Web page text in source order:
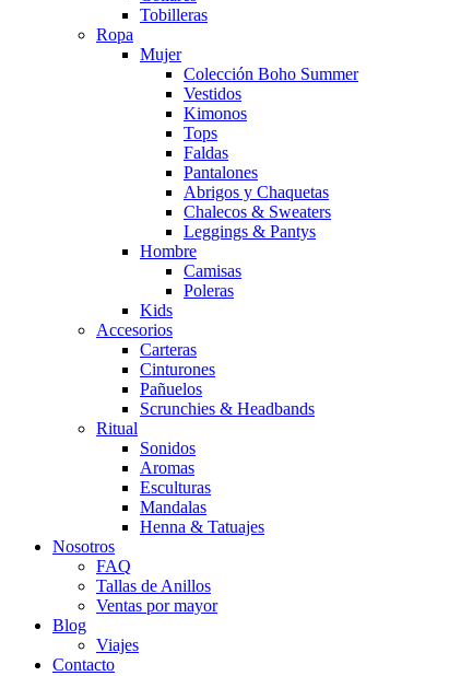
Tobilleras
Ropa
Mujer
Colección Boho Summer
Vestidos
Kimonos
Tops
Faldas
Pantalones
Abrigos y Chaquetas
Chalecos & Sweaters
Leggings & Pantys
Hombre
Camisas
Poleras
Kids
Accesorios
Carteras
Cinturones
Pañuelos
Scrunchies & Headbands
Ritual
Sonidos
Aromas
Esculturas
Mandalas
Henna & Tatuajes
Nosotros
FAQ
Tallas de Anillos
Ventas por mayor
Blog
Viajes
Contacto